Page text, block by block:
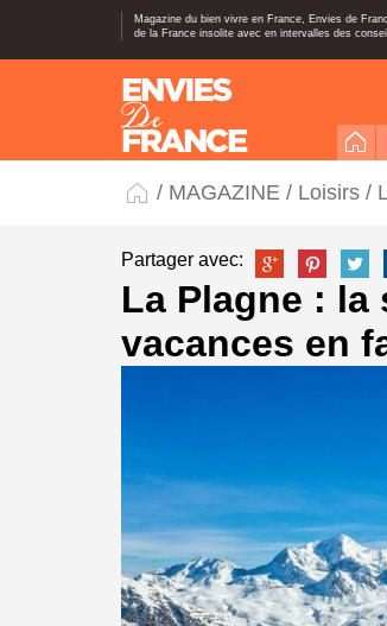
Magazine du bien vivre en France, Envies de
de la France insolite avec en intervalles des
/ MAGAZINE / Loisirs /
Partager avec:
La Plagne :
vacances en